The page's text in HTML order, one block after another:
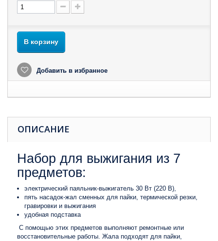
В корзину
Добавить в избранное
ОПИСАНИЕ
Набор для выжигания из 7
предметов:
электрический паяльник-выжигатель 30 Вт (220 В),
пять насадок-жал сменных для пайки, термической резки,
гравировки и выжигания
удобная подставка
С помощью этих предметов выполняют ремонтные или
восстановительные работы. Жала подходят для пайки,